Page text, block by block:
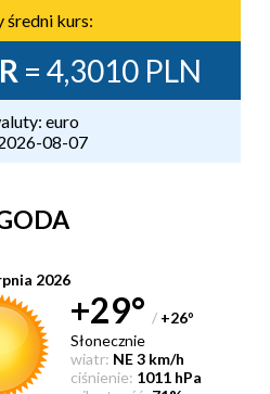
średni kurs:
= 4,3010 PLN
euro
08-07
2026
+29° / +26°
Słonecznie
wiatr: NE 3 km/h
ciśnienie: 1011 hPa